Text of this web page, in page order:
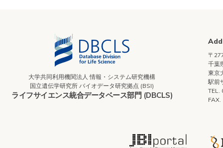
大学共同利用機関法人 情報・システム研究機構
国立遺伝学研究所 バイオデータ研究拠点 (BSI)
ライフサイエンス統合データベース部門 (DBCLS)
〒
千葉
東京
駅前
TEL.